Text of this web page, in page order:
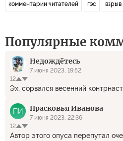
комментарии читателей гэс взрыв
Популярные
Недождётесь
7 июня 2023, 19:52
12
Эх, сорвался весенний
ПИ Прасковья Иванова
7 июня 2023, 22:36
12
Автор этого опуса перепутал